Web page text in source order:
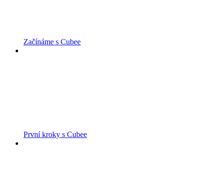
Začínáme s Cubee
První kroky s Cubee